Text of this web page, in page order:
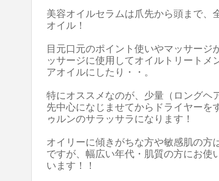
美容オイルセラムは爪先から頭まで、
オイル！
目元口元のポイント使いやマッサージ
ッサージに使用してオイルトリートメ
アオイルにしたり・・。
特にオススメなのが、少量（ロングヘ
先中心になじませてからドライヤーを
ゥルンのサラッサラになります！
オイリーに傾きがちな方や敏感肌の方
ですが、幅広い年代・肌質の方にお使
います！！